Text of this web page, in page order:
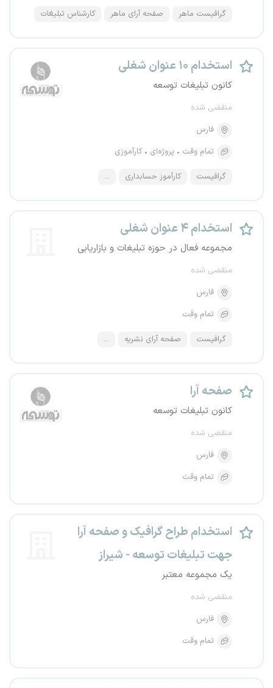
گرافیست ماهر صفحه آرای ماهر کارشناس تبلیغات
استخدام ۱۰ عنوان شغلی
کانون تبلیغات توسعه
منقضی شده
فارس
تمام وقت
پروژه‌ای کارآموزی
گرافیست کارآموز حسابداری ...
استخدام ۴ عنوان شغلی
مجموعه فعال در حوزه تبلیغات و بازاریابی
منقضی شده
فارس
تمام وقت
گرافیست صفحه آرای نشریه ...
صفحه آرا
کانون تبلیغات توسعه
منقضی شده
فارس
تمام وقت
استخدام طراح گرافیک و صفحه آرا
جهت تبلیغات توسعه - شیراز
یک مجموعه معتبر
منقضی شده
فارس
تمام وقت